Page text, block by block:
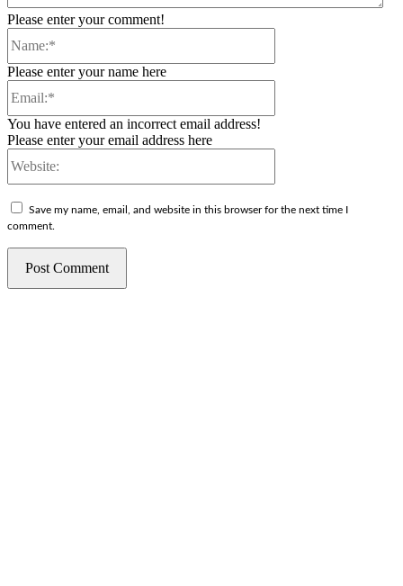
Please enter your comment!
Please enter your name here
You have entered an incorrect email address!
Please enter your email address here
Save my name, email, and website in this browser for the next time I
comment.